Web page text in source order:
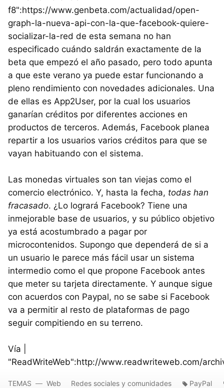
f8":https://www.genbeta.com/actualidad/open-
graph-la-nueva-api-con-la-que-facebook-quiere-
socializar-la-red de esta semana no han
especificado cuándo saldrán exactamente de la
beta que empezó el año pasado, pero todo apunta
a que este verano ya puede estar funcionando a
pleno rendimiento con novedades adicionales. Una
de ellas es App2User, por la cual los usuarios
ganarían créditos por diferentes acciones en
productos de terceros. Además, Facebook planea
repartir a los usuarios varios créditos para que se
vayan habituando con el sistema.
Las monedas virtuales son tan viejas como el
comercio electrónico. Y, hasta la fecha, todas han
fracasado. ¿Lo logrará Facebook? Tiene una
inmejorable base de usuarios, y su público objetivo
ya está acostumbrado a pagar por
microcontenidos. Supongo que dependerá de si a
un usuario le parece más fácil usar un sistema
intermedio como el que propone Facebook antes
que meter su tarjeta directamente. Y aunque sigue
con acuerdos con Paypal, no se sabe si Facebook
va a permitir al resto de plataformas de pago
seguir compitiendo en su terreno.
Vía |
"ReadWriteWeb":http://www.readwriteweb.com/
TEMAS Web Redes sociales y comunidades PayPal